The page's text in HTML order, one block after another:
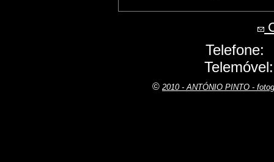
Telefone:
© 2010 - ANTÓNIO PINTO -